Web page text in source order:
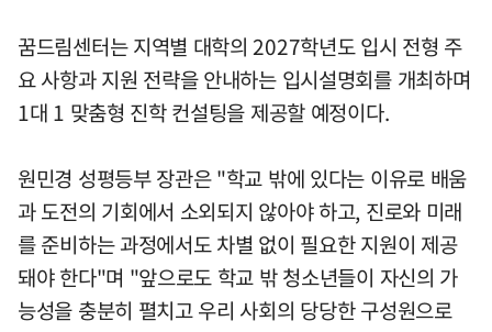
꿈드림센터는 지역별 대학의 2027학년도 입시 전형 주
요 사항과 지원 전략을 안내하는 입시설명회를 개최하며
1대 1 맞춤형 진학 컨설팅을 제공할 예정이다.
원민경 성평등부 장관은 "학교 밖에 있다는 이유로 배움
과 도전의 기회에서 소외되지 않아야 하고, 진로와 미래
를 준비하는 과정에서도 차별 없이 필요한 지원이 제공
돼야 한다"며 "앞으로도 학교 밖 청소년들이 자신의 가
능성을 충분히 펼치고 우리 사회의 당당한 구성원으로